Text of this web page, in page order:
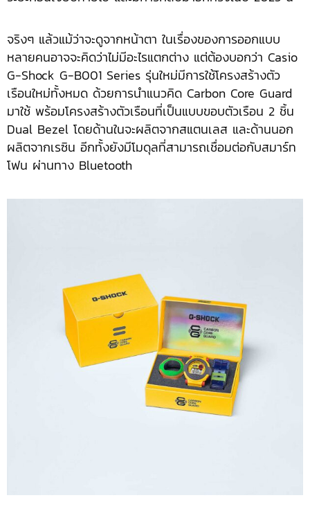
จริงๆ แล้วแม้ว่าจะดูจากหน้าตา ในเรื่องของการออกแบบ
หลายคนอาจจะคิดว่าไม่มีอะไรแตกต่าง แต่ต้องบอกว่า Casio
G-Shock G-B001 Series รุ่นใหม่มีการใช้โครงสร้างตัว
เรือนใหม่ทั้งหมด ด้วยการนำแนวคิด Carbon Core Guard
มาใช้ พร้อมโครงสร้างตัวเรือนที่เป็นแบบขอบตัวเรือน 2 ชิ้น
Dual Bezel โดยด้านในจะผลิตจากสแตนเลส และด้านนอก
ผลิตจากเรซิน อีกทั้งยังมีโมดุลที่สามารถเชื่อมต่อกับสมาร์ท
โฟน ผ่านทาง Bluetooth